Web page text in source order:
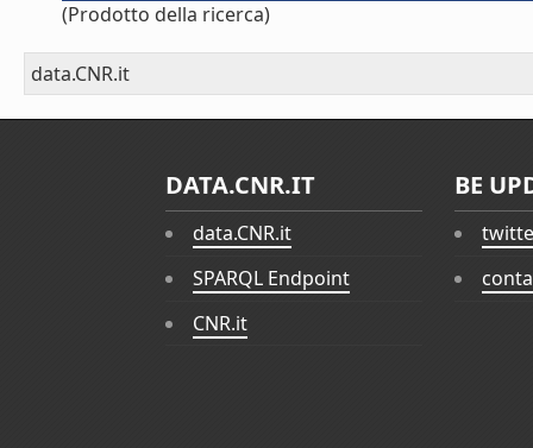
(Prodotto della ricerca)
data.CNR.it
DATA.CNR.IT
data.CNR.it
SPARQL Endpoint
CNR.it
BE